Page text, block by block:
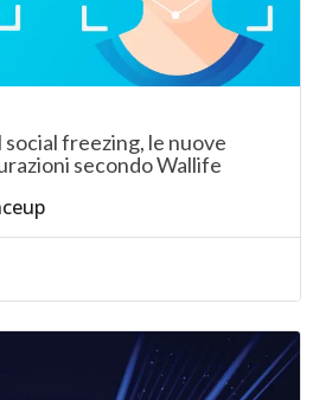
freezing, le nuove
secondo Wallife